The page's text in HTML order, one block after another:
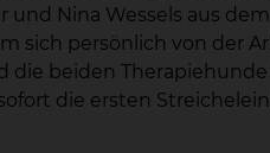
und Nina Wessels aus
sich persönlich von der
ersten Streicheleinheiten ab.